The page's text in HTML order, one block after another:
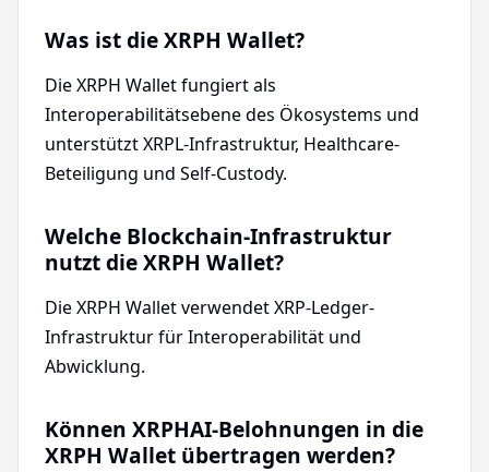
Was ist die XRPH Wallet?
Die XRPH Wallet fungiert als
Interoperabilitätsebene des Ökosystems und
unterstützt XRPL-Infrastruktur, Healthcare-
Beteiligung und Self-Custody.
Welche Blockchain-Infrastruktur
nutzt die XRPH Wallet?
Die XRPH Wallet verwendet XRP-Ledger-
Infrastruktur für Interoperabilität und
Abwicklung.
Können XRPHAI-Belohnungen in die
XRPH Wallet übertragen werden?